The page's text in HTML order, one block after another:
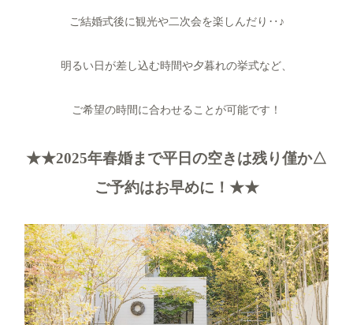
ご結婚式後に観光や二次会を楽しんだり‥♪
明るい日が差し込む時間や夕暮れの挙式など、
ご希望の時間に合わせることが可能です！
★★2025年春婚まで平日の空きは残り僅か△
ご予約はお早めに！★★